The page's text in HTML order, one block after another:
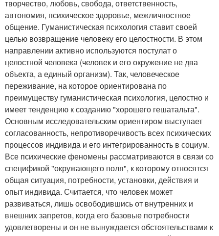
творчество, любовь, свобода, ответственность,
автономия, психическое здоровье, межличностное
общение. Гуманистическая психология ставит своей
целью возвращение человеку его целостности. В этом
направлении активно используются постулат о
целостной человека (человек и его окружение не два
объекта, а единый организм). Так, человеческое
переживание, на которое ориентирована по
преимуществу гуманистическая психология, целостно и
имеет тенденцию к созданию "хорошего гешатальта".
Основным исследовательским ориентиром выступает
согласованность, непротиворечивость всех психических
процессов индивида и его интегрированность в социум.
Все психические феномены рассматриваются в связи со
спецификой "окружающего поля", к которому относятся
общая ситуация, потребности, установки, действия и
опыт индивида. Считается, что человек может
развиваться, лишь освободившись от внутренних и
внешних запретов, когда его базовые потребности
удовлетворены и он не вынуждается обстоятельствами к